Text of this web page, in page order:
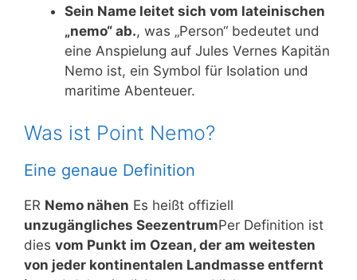
Sein Name leitet sich vom lateinischen
„nemo“ ab., was „Person“ bedeutet und
eine Anspielung auf Jules Vernes Kapitän
Nemo ist, ein Symbol für Isolation und
maritime Abenteuer.
Was ist Point Nemo?
Eine genaue Definition
ER Nemo nähen Es heißt offiziell
unzugängliches SeezentrumPer Definition ist
dies vom Punkt im Ozean, der am weitesten
von jeder kontinentalen Landmasse entfernt